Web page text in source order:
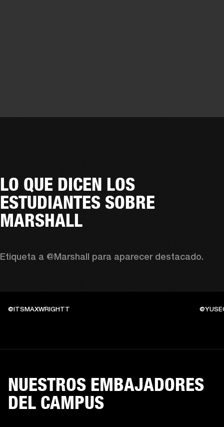
LO QUE DICEN LOS
ESTUDIANTES SOBRE
MARSHALL
Etiqueta a @Marshall para aparecer destacado.
@ITSMAXWRIGHTT
NUESTROS EMBAJADORES
DEL CAMPUS